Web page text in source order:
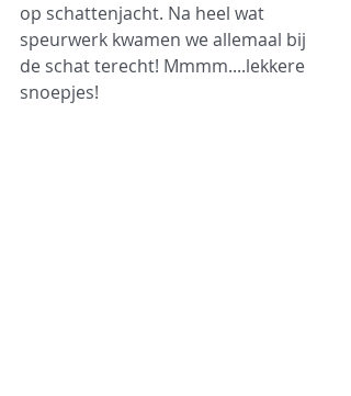
op schattenjacht. Na heel wat
speurwerk kwamen we allemaal bij
de schat terecht! Mmmm....lekkere
snoepjes!